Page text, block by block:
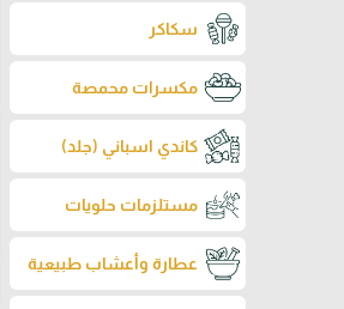
سكاكر
مكسرات محمصة
كاندي اسباني (جلد)
مستلزمات حلويات
عطارة وأعشاب طبيعية